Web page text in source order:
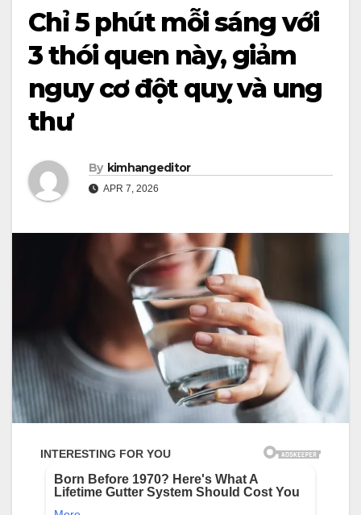
Chỉ 5 phút mỗi sáng với
3 thói quen này, giảm
nguy cơ đột quỵ và ung
thư
By kimhangeditor
APR 7, 2026